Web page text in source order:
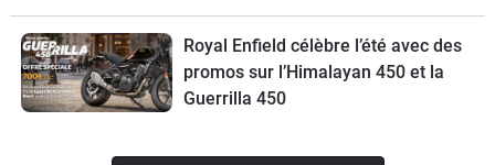
un petit trail Hero et la Macbor
Shifter 125 EVO à l’essai
Royal Enfield célèbre l’été avec des
promos sur l’Himalayan 450 et la
Guerrilla 450